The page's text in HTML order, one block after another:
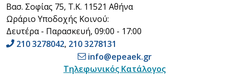
Βασ. Σοφίας 75, Τ.Κ. 11521 Αθήνα
Ωράριο Υποδοχής Κοινού:
Δευτέρα - Παρασκευή, 09:00 - 17:00
210 3278042, 210 3278131
info@epeaek.gr
Τηλεφωνικός Κατάλογος